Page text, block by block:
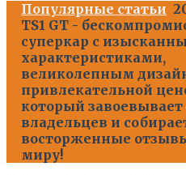
Популярные статьи
TS1 GT -
суперкар с
характеристиками,
великолепным
привлекательной
который завоевывает
владельцев и
восторженные
миру!